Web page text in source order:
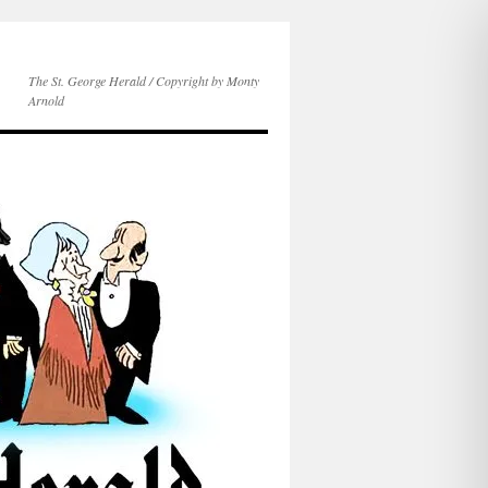
The St. George Herald / Copyright by Monty
Arnold